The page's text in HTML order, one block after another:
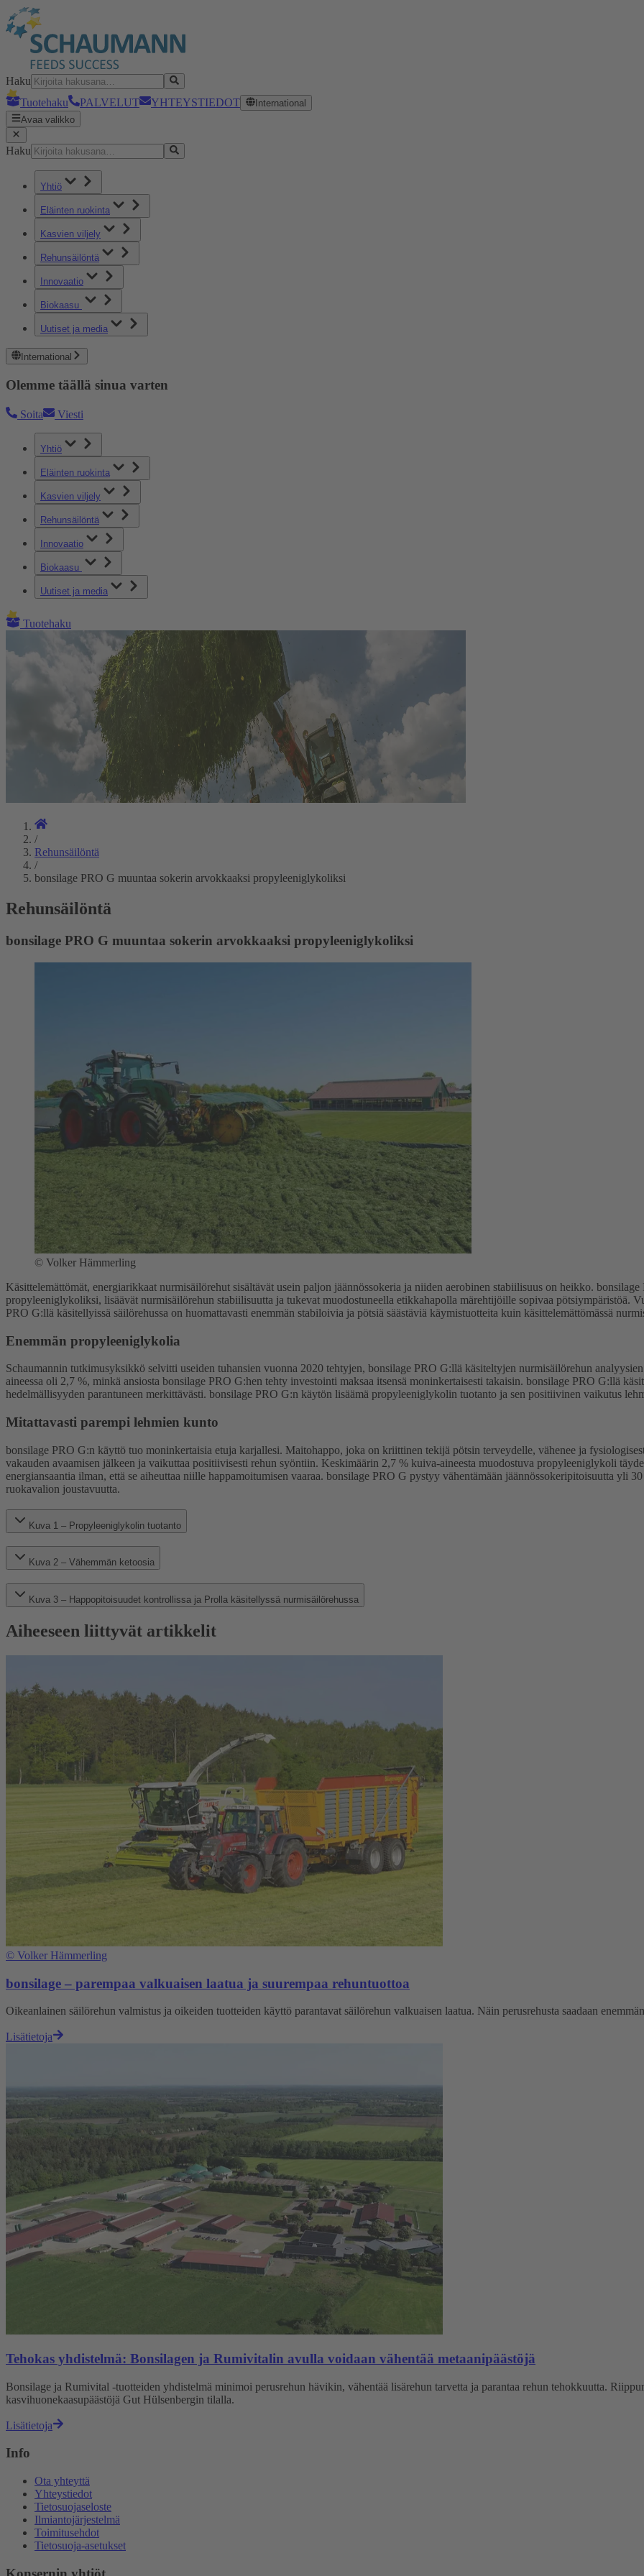
Haku
Tuotehaku
PALVELUT YHTEYSTIEDOT
International
Avaa valikko
Haku
Yhtiö
Eläinten ruokinta
Kasvien viljely
Rehunsäilöntä
Innovaatio
Biokaasu
Uutiset ja media
International
Olemme täällä sinua varten
Soita Viesti
Yhtiö
Eläinten ruokinta
Kasvien viljely
Rehunsäilöntä
Innovaatio
Biokaasu
Uutiset ja media
Tuotehaku
/
Rehunsäilöntä
/
bonsilage PRO G muuntaa sokerin arvokkaaksi propyleeniglykoliksi
Rehunsäilöntä
bonsilage PRO G muuntaa sokerin arvokkaaksi propyleeniglykoliksi
© Volker Hämmerling
Käsittelemättömät, energiarikkaat nurmisäilörehut sisältävät usein paljon jäännössokeria ja niiden aerobinen stabiilisuus on heikko.
propyleeniglykoliksi, lisäävät nurmisäilörehun stabiilisuutta ja tukevat muodostuneella etikkahapolla märehtijöille sopivaa pötsiympäristöä.
PRO G:llä käsitellyissä säilörehussa on huomattavasti enemmän stabiloivia ja pötsiä säästäviä käymistuotteita kuin käsittelemättömässä
Enemmän propyleeniglykolia
Schaumannin tutkimusyksikkö selvitti useiden tuhansien vuonna 2020 tehtyjen, bonsilage PRO G:llä käsiteltyjen nurmisäilörehun
aineessa oli 2,7 %, minkä ansiosta bonsilage PRO G:hen tehty investointi maksaa itsensä moninkertaisesti takaisin. bonsilage PRO G:llä
hedelmällisyyden parantuneen merkittävästi. bonsilage PRO G:n käytön lisäämä propyleeniglykolin tuotanto ja sen positiivinen vaikutus
Mitattavasti parempi lehmien kunto
bonsilage PRO G:n käyttö tuo moninkertaisia etuja karjallesi. Maitohappo, joka on kriittinen tekijä pötsin terveydelle, vähenee ja
vakauden avaamisen jälkeen ja vaikuttaa positiivisesti rehun syöntiin. Keskimäärin 2,7 % kuiva-aineesta muodostuva propyleeniglykoli
energiansaantia ilman, että se aiheuttaa niille happamoitumisen vaaraa. bonsilage PRO G pystyy vähentämään jäännössokeripitoisuutta yli
ruokavalion joustavuutta.
Kuva 1 – Propyleeniglykolin tuotanto
Kuva 2 – Vähemmän ketoosia
Kuva 3 – Happopitoisuudet kontrollissa ja Prolla käsitellyssä nurmisäilörehussa
Aiheeseen liittyvät artikkelit
© Volker Hämmerling
bonsilage – parempaa valkuaisen laatua ja suurempaa rehuntuottoa
Oikeanlainen säilörehun valmistus ja oikeiden tuotteiden käyttö parantavat säilörehun valkuaisen laatua. Näin perusrehusta saadaan
Lisätietoja
Tehokas yhdistelmä: Bonsilagen ja Rumivitalin avulla voidaan vähentää metaanipäästöjä
Bonsilage ja Rumivital -tuotteiden yhdistelmä minimoi perusrehun hävikin, vähentää lisärehun tarvetta ja parantaa rehun tehokkuutta.
kasvihuonekaasupäästöjä Gut Hülsenbergin tilalla.
Lisätietoja
Info
Ota yhteyttä
Yhteystiedot
Tietosuojaseloste
Ilmiantojärjestelmä
Toimitusehdot
Tietosuoja-asetukset